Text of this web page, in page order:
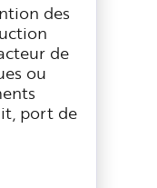
des
de
ou
port de